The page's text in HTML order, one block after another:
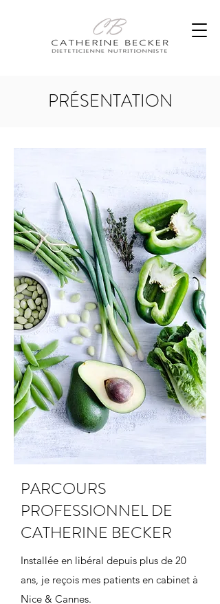
PRÉSENTATION
PARCOURS
PROFESSIONNEL DE
CATHERINE BECKER
Installée en libéral depuis plus de 20
ans, je reçois mes patients en cabinet à
Nice & Cannes.